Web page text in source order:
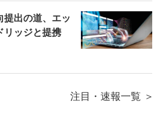
提出の道、エッ
リッジと提携
注目・速報一覧